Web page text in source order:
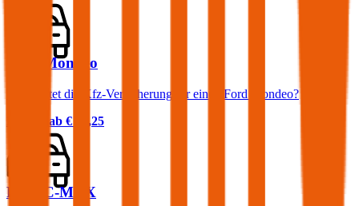
Ford Mondeo
Was kostet die Kfz-Versicherung für einen Ford Mondeo?
Prämie ab € 58,25
Ford C-MAX